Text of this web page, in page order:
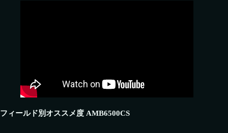
フィールド別オススメ度 AMB6500CS